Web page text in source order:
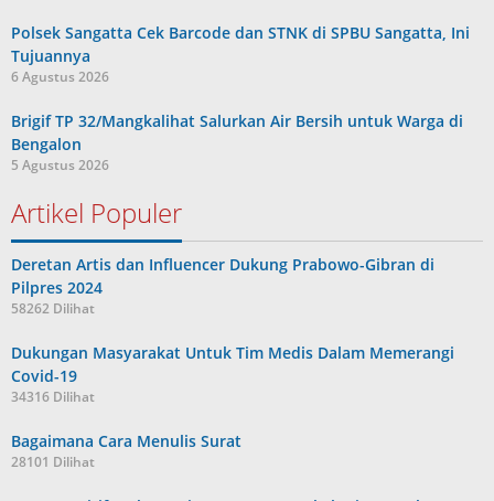
Polsek Sangatta Cek Barcode dan STNK di SPBU Sangatta, Ini
Tujuannya
6 Agustus 2026
Brigif TP 32/Mangkalihat Salurkan Air Bersih untuk Warga di
Bengalon
5 Agustus 2026
Artikel Populer
Deretan Artis dan Influencer Dukung Prabowo-Gibran di
Pilpres 2024
58262 Dilihat
Dukungan Masyarakat Untuk Tim Medis Dalam Memerangi
Covid-19
34316 Dilihat
Bagaimana Cara Menulis Surat
28101 Dilihat